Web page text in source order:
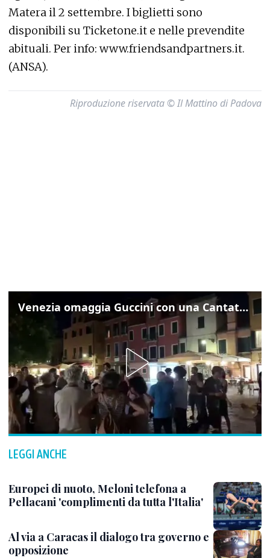
Matera il 2 settembre. I biglietti sono
disponibili su Ticketone.it e nelle prevendite
abituali. Per info: www.friendsandpartners.it.
(ANSA).
Riproduzione riservata © Il Mattino di Padova
Venezia omaggia Guccini con una Cantata Anarchica in campo Santa Margherita
LEGGI ANCHE
Europei di nuoto, Meloni telefona a
Pellacani 'complimenti da tutta l'Italia'
Al via a Caracas il dialogo tra governo e
opposizione